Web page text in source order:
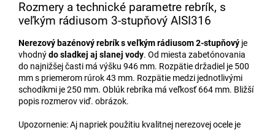
Rozmery a technické parametre rebrík, s
veľkým rádiusom 3-stupňový AISI316
Nerezový bazénový rebríks veľkým rádiusom 2-stupňový je
vhodnýdo sladkej aj slanej vody. Od miesta zabetónovania
do najnižšej časti má výšku 946 mm. Rozpätie držadiel je 500
mm s priemerom rúrok 43 mm. Rozpätie medzi jednotlivými
schodíkmi je 250 mm. Oblúk rebríka má veľkosť 664 mm. Bližší
popis rozmerov viď. obrázok.
Upozornenie: Aj napriek použitiu kvalitnej nerezovej ocele je